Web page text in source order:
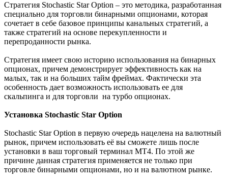
Стратегия Stochastic Star Option – это методика, разработанная
специально для торговли бинарными опционами, которая
сочетает в себе базовое принципы канальных стратегий, а
также стратегий на основе перекупленности и
перепроданности рынка.
Стратегия имеет свою историю использования на бинарных
опционах, причем демонстрирует эффективность как на
малых, так и на больших тайм фреймах. Фактически эта
особенность дает возможность использовать ее для
скальпинга и для торговли на турбо опционах.
Установка Stochastic Star Option
Stochastic Star Option в первую очередь нацелена на валютный
рынок, причем использовать её вы сможете лишь после
установки в ваш торговый терминал МТ4. По этой же
причине данная стратегия применяется не только при
торговле бинарными опционами, но и на валютном рынке.